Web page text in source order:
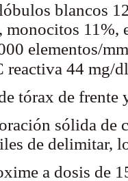
blancos
11%,
elementos/mm
reactiva 44 mg/
tórax de frente
sólida de
de delimitar,
a dosis de